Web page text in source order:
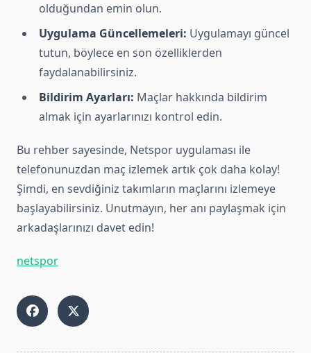
olduğundan emin olun.
Uygulama Güncellemeleri: Uygulamayı güncel
tutun, böylece en son özelliklerden
faydalanabilirsiniz.
Bildirim Ayarları: Maçlar hakkında bildirim
almak için ayarlarınızı kontrol edin.
Bu rehber sayesinde, Netspor uygulaması ile
telefonunuzdan maç izlemek artık çok daha kolay!
Şimdi, en sevdiğiniz takımların maçlarını izlemeye
başlayabilirsiniz. Unutmayın, her anı paylaşmak için
arkadaşlarınızı davet edin!
netspor